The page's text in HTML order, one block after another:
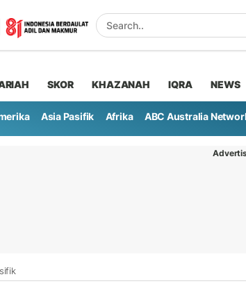
SKOR KHAZANAH IQRA NEWS
Asia Pasifik Afrika ABC Australia